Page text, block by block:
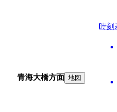
時刻
青海大橋方面 地図